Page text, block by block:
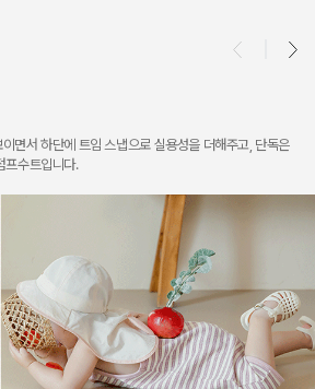
면서 하단에 트임 스냅으로 실용성을 더해주고, 단독은
프수트입니다.